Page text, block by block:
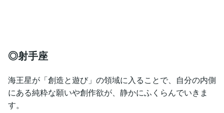
◎射手座
海王星が「創造と遊び」の領域に入ることで、自分の内側
にある純粋な願いや創作欲が、静かにふくらんでいきま
す。